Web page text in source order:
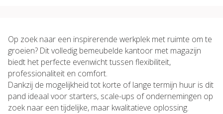
Op zoek naar een inspirerende werkplek met ruimte om te
groeien? Dit volledig bemeubelde kantoor met magazijn
biedt het perfecte evenwicht tussen flexibiliteit,
professionaliteit en comfort.
Dankzij de mogelijkheid tot korte of lange termijn huur is dit
pand ideaal voor starters, scale-ups of ondernemingen op
zoek naar een tijdelijke, maar kwalitatieve oplossing.